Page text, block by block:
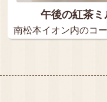
午後の紅茶
南松本イオン内のコ